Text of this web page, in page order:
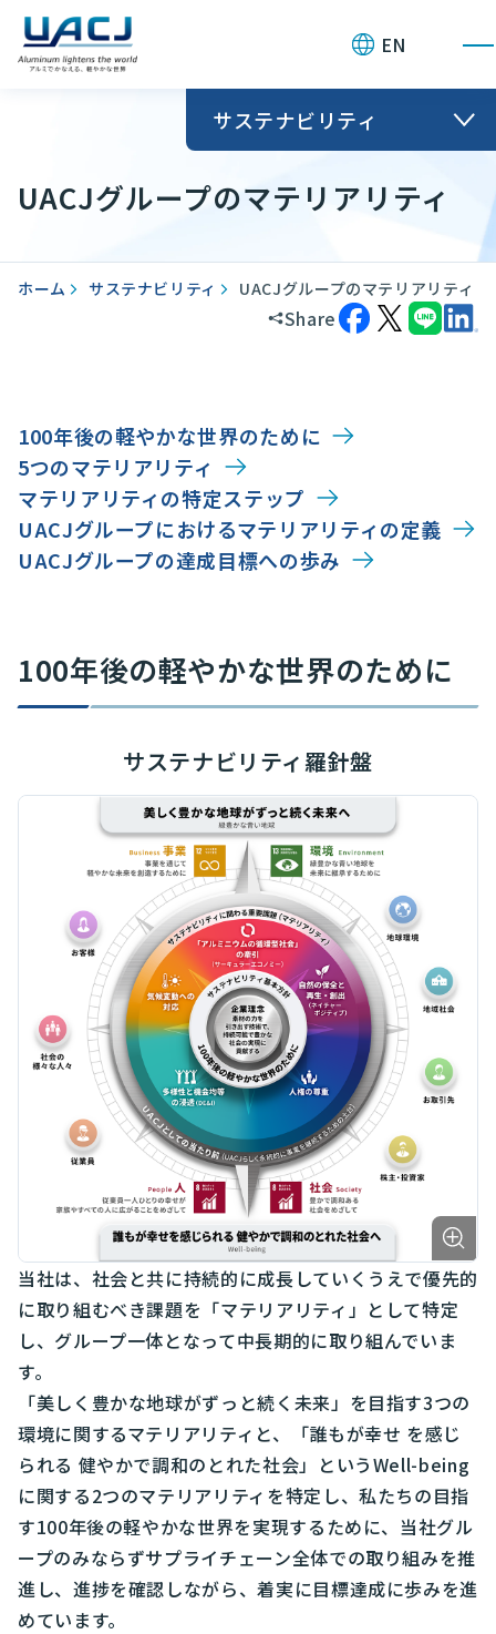
EN
サステナビリティ
UACJグループのマテリアリティ
ホーム サステナビリティ UACJグループのマテリアリティ
Share
100年後の軽やかな世界のために​
5つのマテリアリティ
マテリアリティの特定ステップ
UACJグループにおけるマテリアリティの定義
UACJグループの達成目標への歩み
100年後の軽やかな世界のために​
サステナビリティ羅針盤
当社は、社会と共に持続的に成長していくうえで優先的
に取り組むべき課題を「マテリアリティ」として特定
し、グループ一体となって中長期的に取り組んでいま
す。
「美しく豊かな地球がずっと続く未来」を目指す3つの
環境に関するマテリアリティと、「誰もが幸せ を感じ
られる 健やかで調和のとれた社会」というWell-being
に関する2つのマテリアリティを特定し、私たちの目指
す100年後の軽やかな世界を実現するために、当社グル
ープのみならずサプライチェーン全体での取り組みを推
進し、進捗を確認しながら、着実に目標達成に歩みを進
めています。